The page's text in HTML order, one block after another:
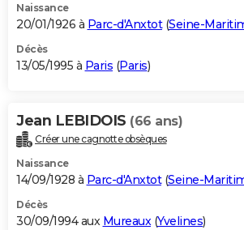
Naissance
20/01/1926 à Parc-d'Anxtot(Seine-
Décès
13/05/1995 à Paris (Paris)
Jean LEBIDOIS (66 ans)
Créer une cagnotte obsèques
Naissance
14/09/1928 à Parc-d'Anxtot(Seine-
Décès
30/09/1994 aux Mureaux(Yvelines)